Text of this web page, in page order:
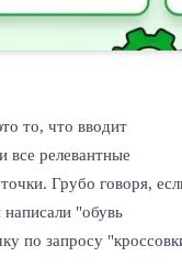
то, что вводит
все релевантные
Грубо говоря,
"обувь
по запросу